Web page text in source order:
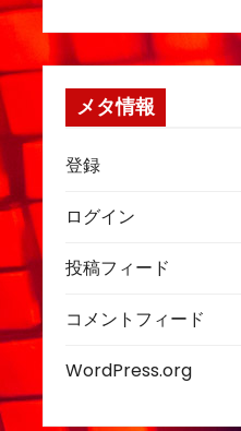
メタ情報
登録
ログイン
投稿フィード
コメントフィード
WordPress.org